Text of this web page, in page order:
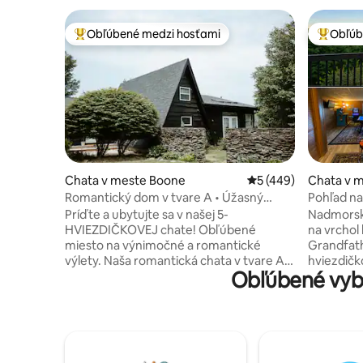
Najobľúbenejšie medzi hosťami
Obľúbené medzi hosťami
Chata v meste Boone Priemerné
5 (449)
Romantický dom v tvare A • Úžasný
výhľad na hory • Úžasná sprcha
Príďte a ubytujte sa v našej 5-
HVIEZDIČKOVEJ chate! Obľúbené
miesto na výnimočné a romantické
výlety. Naša romantická chata v tvare A
je vzdialená 10 minút od centra Boone a
Chata v
Pohľad
Arkáda •
na
Grandfather! Viac
dom s
Arkáda,
Obľúbené